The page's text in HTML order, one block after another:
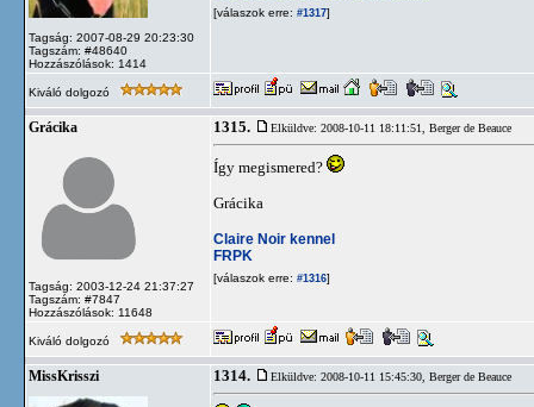
Tagság: 2007-08-29 20:23:30
Tagszám: #48640
Hozzászólások: 1414
[válaszok erre: #1317]
Kiváló dolgozó
Grácika
Tagság: 2003-12-24 21:37:27
Tagszám: #7847
Hozzászólások: 11648
1315. Elküldve: 2008-10-11 18:11:51, Berger de Beauce
Így megismered?
Grácika
Claire Noir kennel
FRPK
[válaszok erre: #1316]
Kiváló dolgozó
MissKrisszi 1314. Elküldve: 2008-10-11 15:45:30, Berger de Beauce